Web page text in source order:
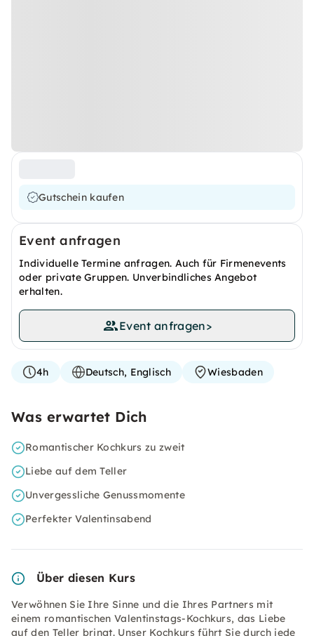
Gutschein kaufen
Event anfragen
Individuelle Termine anfragen. Auch für Firmenevents
oder private Gruppen. Unverbindliches Angebot
erhalten.
Event anfragen>
4h Deutsch, Englisch Wiesbaden
Was erwartet Dich
Romantischer Kochkurs zu zweit
Liebe auf dem Teller
Unvergessliche Genussmomente
Perfekter Valentinsabend
Über diesen Kurs
Verwöhnen Sie Ihre Sinne und die Ihres Partners mit
einem romantischen Valentinstags-Kochkurs, das Liebe
auf den Teller bringt. Unser Kochkurs führt Sie durch jede